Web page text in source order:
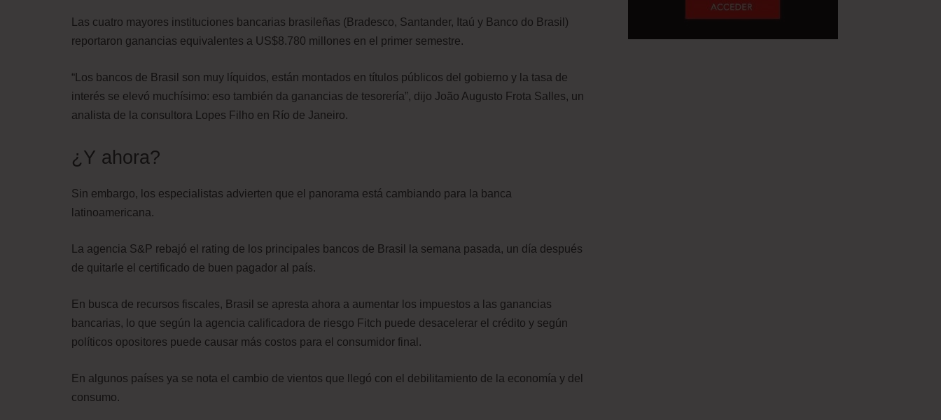
Las cuatro mayores instituciones bancarias brasileñas (Bradesco, Santander, Itaú y Banco do Brasil)
reportaron ganancias equivalentes a US$8.780 millones en el primer semestre.
“Los bancos de Brasil son muy líquidos, están montados en títulos públicos del gobierno y la tasa de
interés se elevó muchísimo: eso también da ganancias de tesorería”, dijo João Augusto Frota Salles, un
analista de la consultora Lopes Filho en Río de Janeiro.
¿Y ahora?
Sin embargo, los especialistas advierten que el panorama está cambiando para la banca
latinoamericana.
La agencia S&P rebajó el rating de los principales bancos de Brasil la semana pasada, un día después
de quitarle el certificado de buen pagador al país.
En busca de recursos fiscales, Brasil se apresta ahora a aumentar los impuestos a las ganancias
bancarias, lo que según la agencia calificadora de riesgo Fitch puede desacelerar el crédito y según
políticos opositores puede causar más costos para el consumidor final.
En algunos países ya se nota el cambio de vientos que llegó con el debilitamiento de la economía y del
consumo.